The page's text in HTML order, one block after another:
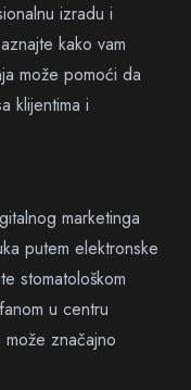
izradu i
kako vam
može pomoći da
klijentima i
marketinga
putem elektronske
stomatološkom
u centru
može značajno